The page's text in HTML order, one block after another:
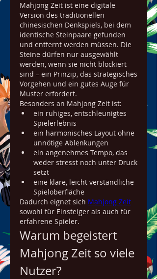
Mahjong Zeit ist eine digitale
Version des traditionellen
chinesischen Denkspiels, bei dem
identische Steinpaare gefunden
und entfernt werden müssen. Die
Steine dürfen nur ausgewählt
werden, wenn sie nicht blockiert
sind – ein Prinzip, das strategisches
Vorgehen und ein gutes Auge für
Muster erfordert.
Besonders an Mahjong Zeit ist:
ein ruhiges, entschleunigtes
Spielerlebnis
ein harmonisches Layout ohne
unnötige Ablenkungen
ein angenehmes Tempo, das
weder stresst noch unter Druck
setzt
eine klare, leicht verständliche
Spieloberfläche
Dadurch eignet sich Mahjong Zeit
sowohl für Einsteiger als auch für
erfahrene Spieler.
Warum begeistert
Mahjong Zeit so viele
Nutzer?